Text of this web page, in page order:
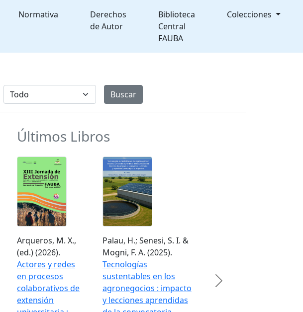
Normativa
Derechos
de Autor
Biblioteca
Central
FAUBA
Colecciones
Últimos Libros
Arqueros, M. X.,
(ed.) (2026).
Actores y redes
en procesos
colaborativos de
extensión
Palau, H.; Senesi, S. I. &
Mogni, F. A. (2025).
Tecnologías
sustentables en los
agronegocios : impacto
y lecciones aprendidas
Next